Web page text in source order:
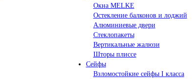
Окна MELKE
Остекление балконов и лоджий
Алюминиевые двери
Стеклопакеты
Вертикальные жалюзи
Шторы плиссе
Сейфы
Взломостойкие сейфы I класса